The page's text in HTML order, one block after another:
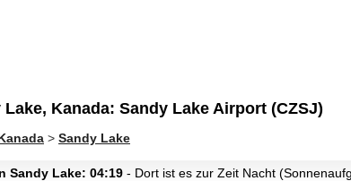
Lake, Kanada: Sandy Lake Airport (CZSJ)
> Sandy Lake
Sandy Lake: 04:19 - Dort ist es zur Zeit Nacht